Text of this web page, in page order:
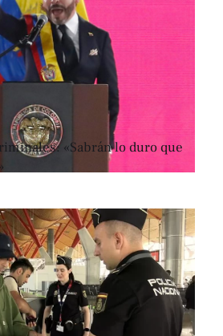
«Sabrán lo duro que